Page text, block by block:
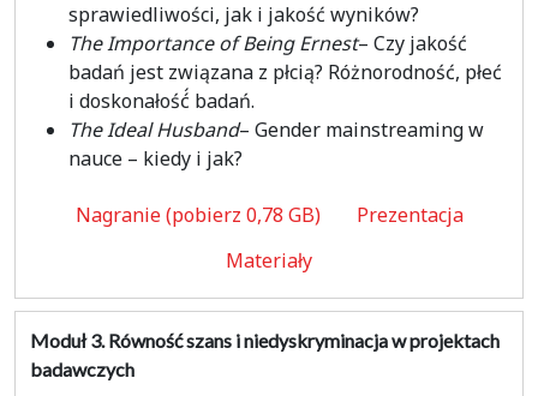
sprawiedliwości, jak i jakość wyników?
The Importance of Being Ernest– Czy jakość
badań jest związana z płcią? Różnorodność, płeć
i doskonałość́ badań.
The Ideal Husband– Gender mainstreaming w
nauce – kiedy i jak?
Nagranie (pobierz 0,78 GB)
Prezentacja
Materiały
Moduł 3.Równość szans i niedyskryminacja w projektach
badawczych